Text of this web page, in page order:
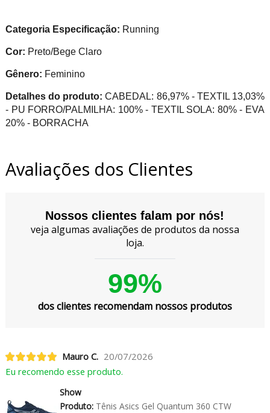
Categoria Especificação: Running
Cor: Preto/Bege Claro
Gênero: Feminino
Detalhes do produto:CABEDAL: 86,97% - TEXTIL 13,03%
- PU FORRO/PALMILHA: 100% - TEXTIL SOLA: 80% - EVA
20% - BORRACHA
Avaliações dos Clientes
Nossos clientes falam por nós!
veja algumas avaliações de produtos da nossa
loja.
99%
dos clientes recomendam nossos produtos
Mauro C. 20/07/2026
Eu recomendo esse produto.
Show
Produto:Tênis Asics Gel Quantum 360 CTW